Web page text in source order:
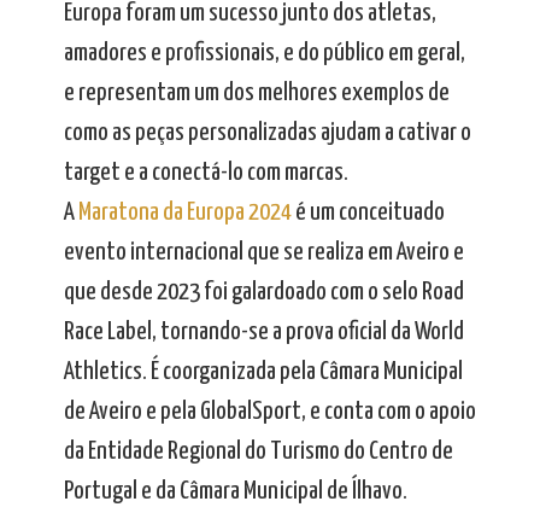
Europa foram um sucesso junto dos atletas,
amadores e profissionais, e do público em geral,
e representam um dos melhores exemplos de
como as peças personalizadas ajudam a cativar o
target e a conectá-lo com marcas.
A Maratona da Europa 2024é um conceituado
evento internacional que se realiza em Aveiro e
que desde 2023 foi galardoado com o selo Road
Race Label, tornando-se a prova oficial da World
Athletics. É coorganizada pela Câmara Municipal
de Aveiro e pela GlobalSport, e conta com o apoio
da Entidade Regional do Turismo do Centro de
Portugal e da Câmara Municipal de Ílhavo.